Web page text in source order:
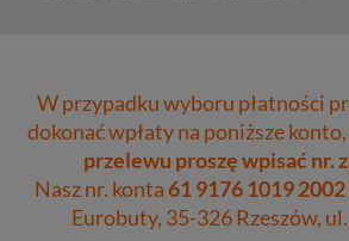
W przypadku wyboru płatności
dokonać wpłaty na poniższe konto,
przelewu proszę wpisać nr.
Nasz nr. konta61 9176 1019
Eurobuty, 35-326 Rzeszów,